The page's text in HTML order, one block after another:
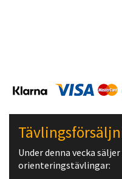
Under denna vecka
orienteringstävlingar: